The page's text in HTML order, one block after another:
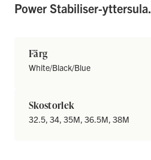
Power Stabiliser-yttersula.
Färg
White/Black/Blue
Skostorlek
32.5, 34, 35M, 36.5M, 38M